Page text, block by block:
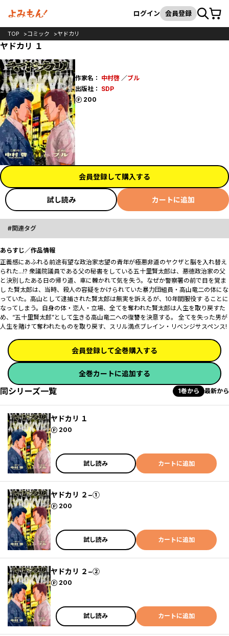
検索
ログイン 会員登録カート
TOP コミック ヤドカリ
ヤドカリ １
作家名： 中村啓／ブル
出版社： SDP
200
ポイント
会員登録して購入する
試し読み カートに追加
関連タグ
あらすじ／作品情報
正義感にあふれる前途有望な政治家志望の青年が極悪非道のヤクザと脳を入れ替え
られた...!? 衆議院議員である父の秘書をしている五十里賢太郎は、悪徳政治家の父
と決別したある日の帰り道、車に轢かれて気を失う。なぜか警察署の前で目を覚ま
し た賢太郎は、当時、殺人の容疑をかけられていた暴力団組員・高山竜二の体にな
っていた。高山として逮捕された賢太郎は無実を訴えるが、10年間服役す ることに
なってしまう。自身の体・恋人・立場、全てを奪われた賢太郎は人生を取り戻すた
め、“五十里賢太郎”として生きる高山竜二への復讐を決意する。 全てを失った男が
人生を賭けて奪われたものを取り戻す、スリル満点ブレイン・リベンジサスペンス!
会員登録して全巻購入する
全巻カートに追加する
同シリーズ一覧 1巻から 最新から
ヤドカリ １
200
ポイント
試し読み カートに追加
ヤドカリ ２−①
200
ポイント
試し読み カートに追加
ヤドカリ ２−②
200
ポイント
試し読み カートに追加